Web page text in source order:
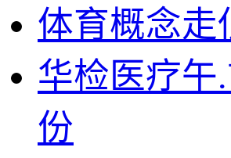
体育概念走
华检医疗午
份